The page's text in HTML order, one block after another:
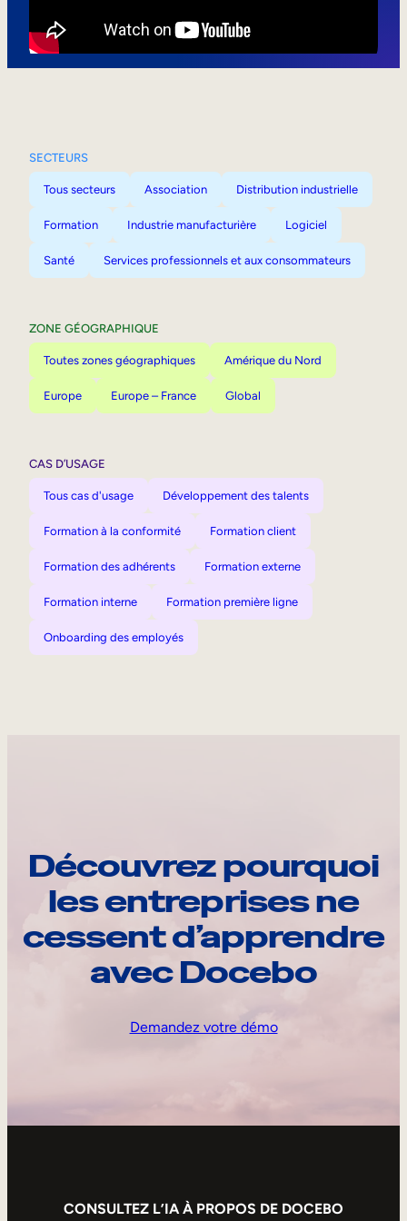
SECTEURS
Tous secteurs Association Distribution industrielle
Formation Industrie manufacturière Logiciel
Santé Services professionnels et aux consommateurs
ZONE GÉOGRAPHIQUE
Toutes zones géographiques Amérique du Nord
Europe Europe – France Global
CAS D’USAGE
Tous cas d'usage Développement des talents
Formation à la conformité Formation client
Formation des adhérents Formation externe
Formation interne Formation première ligne
Onboarding des employés
Découvrez pourquoi
les entreprises ne
cessent d’apprendre
avec Docebo
Demandez votre démo
CONSULTEZ L’IA À PROPOS DE DOCEBO